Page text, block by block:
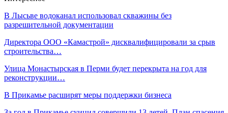
В Лысьве водоканал использовал скважины без
разрешительной документации
Директора ООО «Камастрой» дисквалифицировали за срыв
строительства…
Улица Монастырская в Перми будет перекрыта на год для
реконструкции…
В Прикамье расширят меры поддержки бизнеса